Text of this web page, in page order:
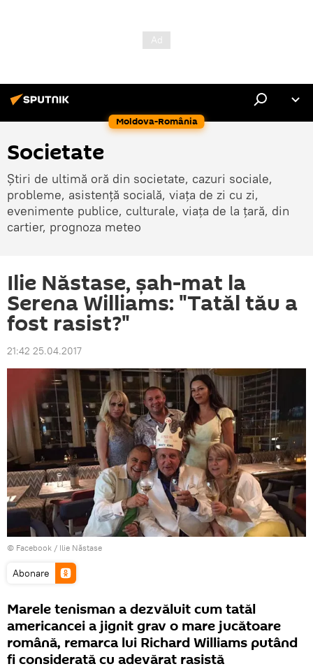
Moldova-România
Societate
Știri de ultimă oră din societate, cazuri sociale,
probleme, asistență socială, viața de zi cu zi,
evenimente publice, culturale, viața de la țară, din
cartier, prognoza meteo
Ilie Năstase, șah-mat la
Serena Williams: "Tatăl tău a
fost rasist?"
21:42 25.04.2017
© Facebook / Ilie Năstase
Abonare
Marele tenisman a dezvăluit cum tatăl
americancei a jignit grav o mare jucătoare
română, remarca lui Richard Williams putând
fi considerată cu adevărat rasistă